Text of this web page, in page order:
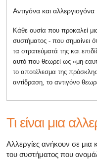
Αντιγόνα και αλλεργιογόνα
Κάθε ουσία που προκαλεί
συστήματος - που σημαίνει
τα στρατεύματά της και
αυτό που θεωρεί ως «μη-
το αποτέλεσμα της
αντίδραση, το αντιγόνο
Τι είναι μια
Αλλεργίες ανήκουν σε μια
του συστήματος που